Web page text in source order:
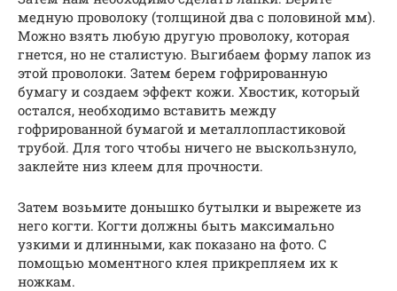
медную проволоку (толщиной два с половиной мм).
Можно взять любую другую проволоку, которая
гнется, но не сталистую. Выгибаем форму лапок из
этой проволоки. Затем берем гофрированную
бумагу и создаем эффект кожи. Хвостик, который
остался, необходимо вставить между
гофрированной бумагой и металлопластиковой
трубой. Для того чтобы ничего не выскользнуло,
заклейте низ клеем для прочности.
Затем возьмите донышко бутылки и вырежете из
него когти. Когти должны быть максимально
узкими и длинными, как показано на фото. С
помощью моментного клея прикрепляем их к
ножкам.